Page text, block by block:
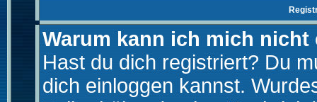
Warum kann ich mich nicht
Hast du dich registriert? Du
dich einloggen kannst.